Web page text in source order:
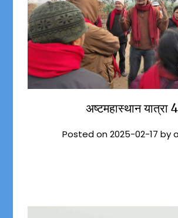
अष्टमहास्थान यात्रा 4
Posted on2025-02-17 by